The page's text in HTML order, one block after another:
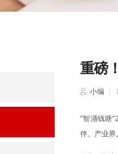
重磅
小编
“智涌钱塘
伴、产业界